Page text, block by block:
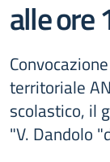
alle ore
territoriale
scolastico, il
"V. Dandolo